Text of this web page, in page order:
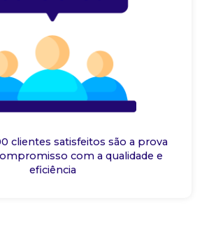
clientes satisfeitos são a prova
com a qualidade e
eficiência